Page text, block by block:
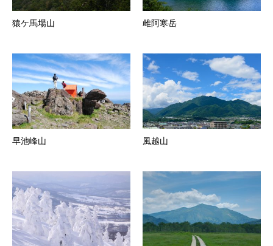
猿ケ馬場山 雌阿寒岳
早池峰山 風越山